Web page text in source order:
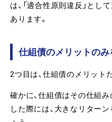
は、「適合性原則違反」と
あります。
仕組債のメリットの
2つ目は、仕組債のメリット
確かに、仕組債はその仕組
した際には、大きなリター